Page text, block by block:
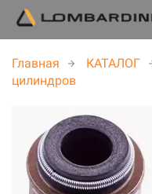
Главная КАТАЛОГ
цилиндров